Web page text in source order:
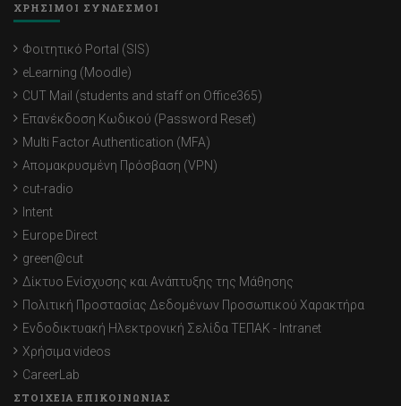
ΧΡΗΣΙΜΟΙ ΣΥΝΔΕΣΜΟΙ
Φοιτητικό Portal (SIS)
eLearning (Moodle)
CUT Mail (students and staff on Office365)
Επανέκδοση Κωδικού (Password Reset)
Multi Factor Authentication (MFA)
Απομακρυσμένη Πρόσβαση (VPN)
cut-radio
Intent
Europe Direct
green@cut
Δίκτυο Ενίσχυσης και Ανάπτυξης της Μάθησης
Πολιτική Προστασίας Δεδομένων Προσωπικού Χαρακτήρα
Ενδοδικτυακή Ηλεκτρονική Σελίδα ΤΕΠΑΚ - Intranet
Χρήσιμα videos
CareerLab
ΣΤΟΙΧΕΙΑ ΕΠΙΚΟΙΝΩΝΙΑΣ